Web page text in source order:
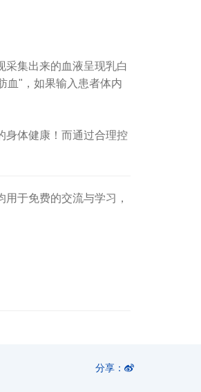
集出来的血液呈现乳白
血"，如果输入患者体内
体健康！而通过合理控
于免费的交流与学习，
分享：